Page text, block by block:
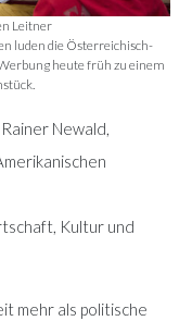
Leitner
luden die Österreichisch-
heute früh zu einem
Newald,
Kultur und
mehr als politische